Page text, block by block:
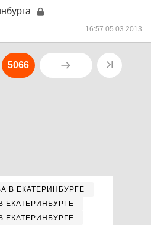
16:57 05.03.2013
5066
В ЕКАТЕРИНБУРГЕ
ЕКАТЕРИНБУРГЕ
ЕКАТЕРИНБУРГЕ